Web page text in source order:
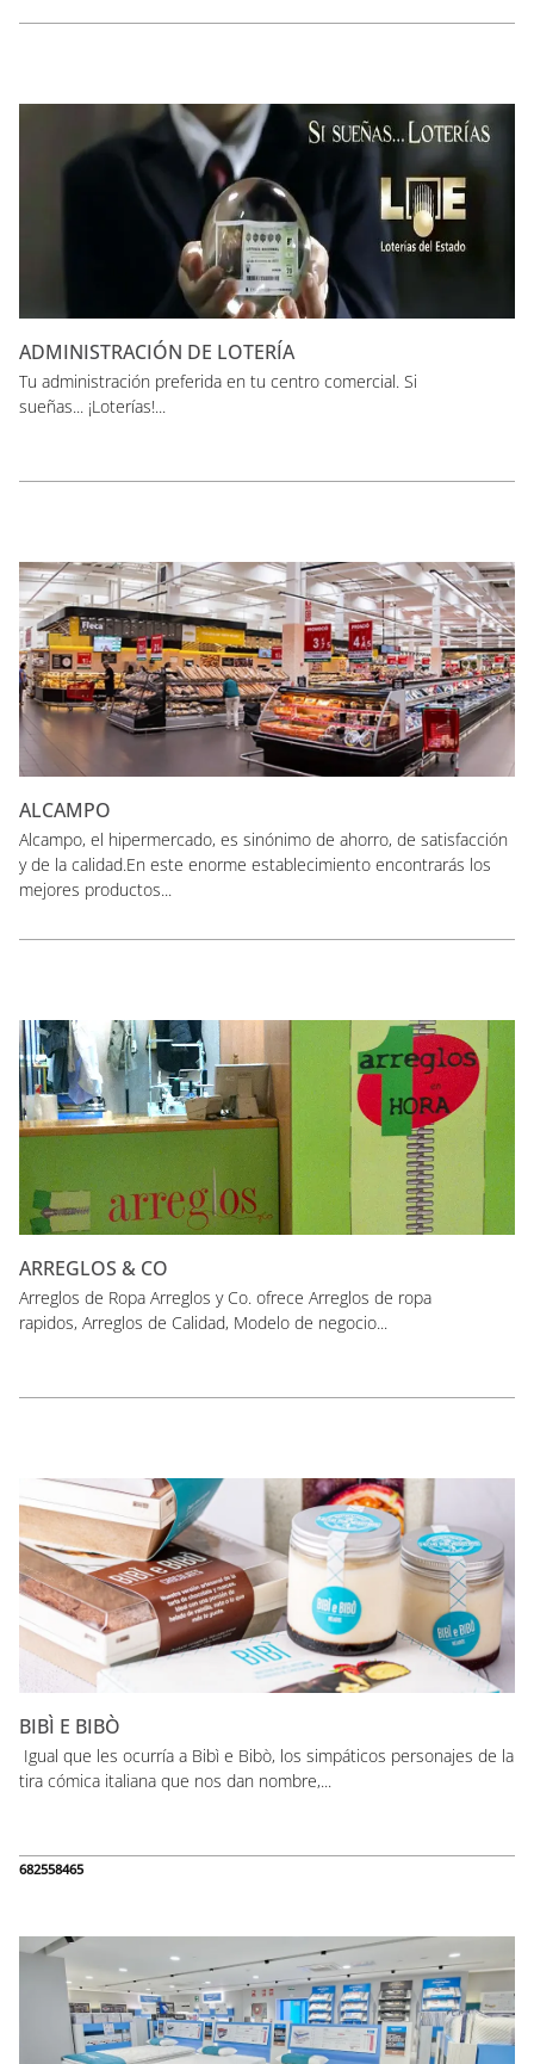
ADMINISTRACIÓN DE LOTERÍA
Tu administración preferida en tu centro comercial. Si
sueñas... ¡Loterías!...
ALCAMPO
Alcampo, el hipermercado, es sinónimo de ahorro, de satisfacción
y de la calidad.En este enorme establecimiento encontrarás los
mejores productos...
ARREGLOS & CO
Arreglos de Ropa Arreglos y Co. ofrece Arreglos de ropa
rapidos, Arreglos de Calidad, Modelo de negocio...
BIBÌ E BIBÒ
Igual que les ocurría a Bibì e Bibò, los simpáticos personajes de la
tira cómica italiana que nos dan nombre,...
682558465